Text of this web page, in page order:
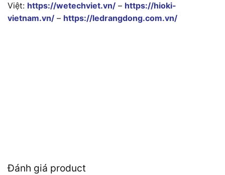
Việt: https://wetechviet.vn/ – https://hioki-
vietnam.vn/ – https://ledrangdong.com.vn/
Đánh giá product